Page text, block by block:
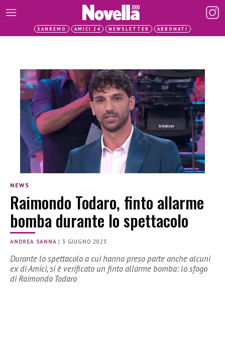
SANREMO AMICI 24 NEWSLETTER ABBONATI
NEWS
Raimondo Todaro, finto allarme
bomba durante lo spettacolo
ANDREA SANNA |3 GIUGNO 2023
Durante lo spettacolo a cui hanno preso parte anche alcuni
ex di Amici, si è verificato un finto allarme bomba: lo sfogo
di Raimondo Todaro